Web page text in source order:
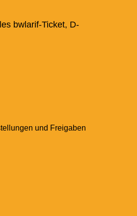
bwlarif-Ticket, D-
und Freigaben